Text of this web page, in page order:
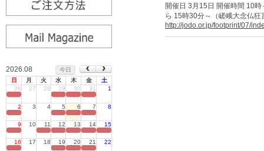
2026.08
今日
日
月 火 水 木 金
土
26
27 28 29 30 31 1
2 3 4 5 6 7 8
9 10 11 12 13 14 15
16 17 18 19 20 21 22
開催日 3月15日 開催時間 10
ら 15時30分～（嵯峨大念仏
http://jodo.or.jp/footprint/07/